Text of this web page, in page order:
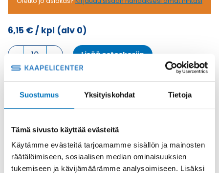
Suostumus Yksityiskohdat Tietoja
Tämä sivusto käyttää evästeitä
Käytämme evästeitä tarjoamamme sisällön ja mainosten
räätälöimiseen, sosiaalisen median ominaisuuksien
tukemiseen ja kävijämäärämme analysoimiseen. Lisäksi
6,15 €/ kpl (alv 0)
KANSI
määrä
Lisää ostoskoriin
muovi
TuotekoodiCK03CX
Toimitusaika: 1-7 päivää
Toimituskulut 35kg:n asti 25€.
Yli 35kg:n toimituskulut toteutuneiden kulujen mukaan.